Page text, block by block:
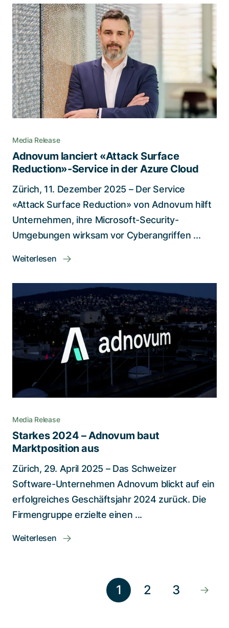
Media Release
Adnovum lanciert «Attack Surface
Reduction»-Service in der Azure Cloud
Zürich, 11. Dezember 2025 – Der Service
«Attack Surface Reduction» von Adnovum hilft
Unternehmen, ihre Microsoft-Security-
Umgebungen wirksam vor Cyberangriffen ...
Weiterlesen
Media Release
Starkes 2024 – Adnovum baut
Marktposition aus
Zürich, 29. April 2025 – Das Schweizer
Software-Unternehmen Adnovum blickt auf ein
erfolgreiches Geschäftsjahr 2024 zurück. Die
Firmengruppe erzielte einen ...
Weiterlesen
1 2 3